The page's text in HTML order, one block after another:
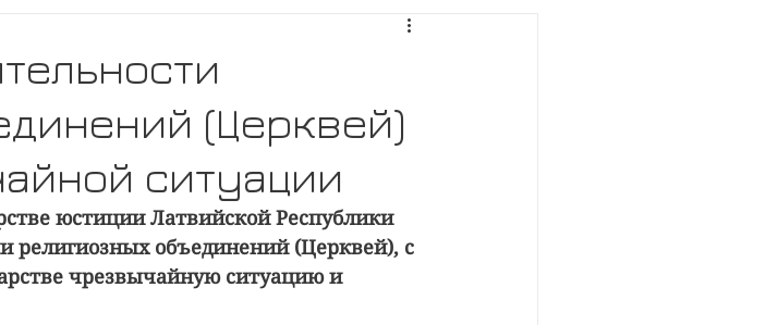
(Церквей)
ситуации
юстиции Латвийской Республики
религиозных объединений (Церквей), с
чрезвычайную ситуацию и